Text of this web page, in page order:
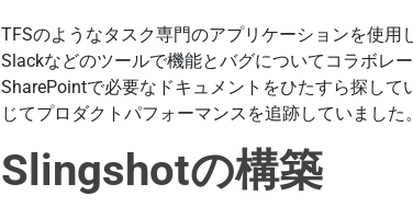
TFSのようなタスク専門のアプリケーションを使用
Slackなどのツールで機能とバグについてコラボレ
SharePointで必要なドキュメントをひたすら探し
じてプロダクトパフォーマンスを追跡していました。
Slingshotの構築